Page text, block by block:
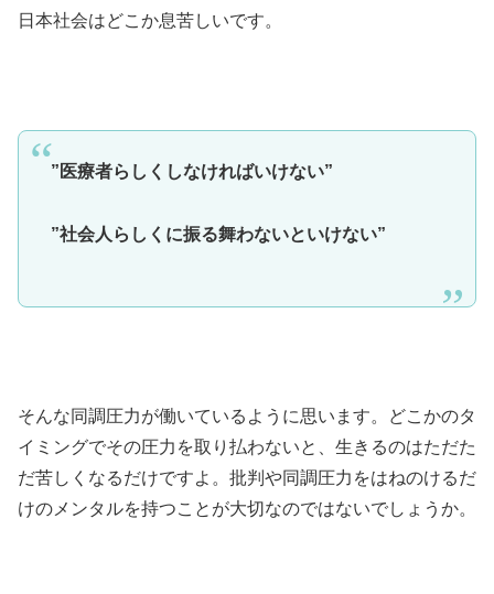
日本社会はどこか息苦しいです。
”医療者らしくしなければいけない”
”社会人らしくに振る舞わないといけない”
そんな同調圧力が働いているように思います。どこかのタ
イミングでその圧力を取り払わないと、生きるのはただた
だ苦しくなるだけですよ。批判や同調圧力をはねのけるだ
けのメンタルを持つことが大切なのではないでしょうか。